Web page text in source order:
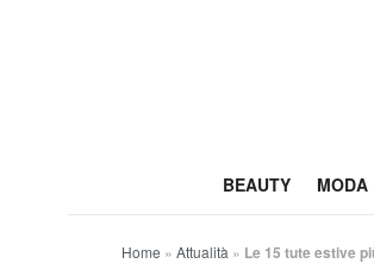
BEAUTY MODA
Home » Attualità » Le 15 tute estive